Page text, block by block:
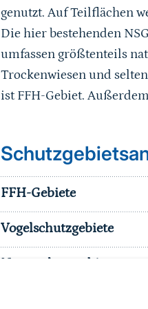
genutzt. Auf Teilflächen
Die hier bestehenden
umfassen größtenteils
Trockenwiesen und
ist FFH-Gebiet.
FFH-Gebiete
Vogelschutzgebiete
Naturschutzgebiete